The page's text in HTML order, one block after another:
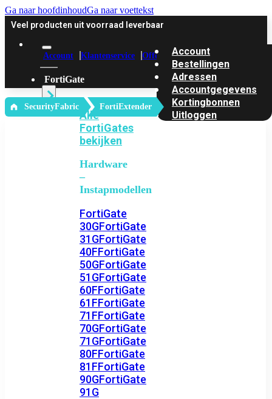
Ga naar hoofdinhoudGa naar voettekst
Veel producten uit voorraad leverbaar
Account Klantenservice Offerte
FortiGate
Alle
FortiGates
bekijken
Hardware
–
Instapmodellen
FortiGate
30GFortiGate
31GFortiGate
40FFortiGate
50GFortiGate
51GFortiGate
60FFortiGate
61FFortiGate
71FFortiGate
70GFortiGate
71GFortiGate
80FFortiGate
81FFortiGate
90GFortiGate
91G
Account
Bestellingen
Adressen
Accountgegevens
Kortingbonnen
Uitloggen
‎ SecurityFabric FortiExtender